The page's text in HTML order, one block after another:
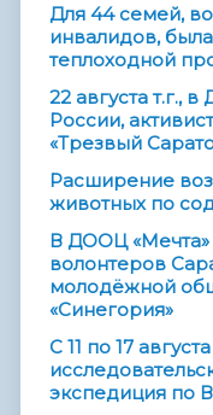
Для 44 семей,
инвалидов,
теплоходной
22 августа т.г.,
России,
«Трезвый
Расширение
животных по
В ДООЦ «Мечта»
волонтеров
молодёжной
«Синегория»
С 11 по 17
экспедиция по